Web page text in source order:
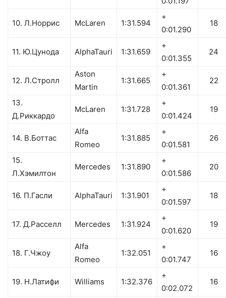
10. Л.Норрис McLaren 1:31.594
+
0:01.290
18
11. Ю.Цунода AlphaTauri 1:31.659
+
0:01.355
24
12. Л.Стролл
Aston
Martin
1:31.665
+
0:01.361
22
13.
Д.Риккардо
McLaren 1:31.728
+
0:01.424
19
14. В.Боттас
Alfa
Romeo
1:31.885
+
0:01.581
26
15.
Л.Хэмилтон
Mercedes 1:31.890
+
0:01.586
20
16. П.Гасли AlphaTauri 1:31.901
+
0:01.597
18
17. Д.Расселл Mercedes 1:31.924
+
0:01.620
19
18. Г.Чжоу
Alfa
Romeo
1:32.051
+
0:01.747
16
19. Н.Латифи Williams 1:32.376
+
0:02.072
16